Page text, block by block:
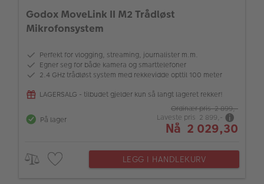
Godox MoveLink II M2 Trådløst
Mikrofonsystem
Perfekt for vlogging, streaming, journalister m.m.
Egner seg for både kamera og smarttelefoner
2.4 GHz trådløst system med rekkevidde opttil 100 meter
LAGERSALG - tilbudet gjelder kun så langt lageret rekker!
På lager
Ordinær pris 2 899,-
Laveste pris 2 899,-
Nå 2 029,30
LEGG I HANDLEKURV